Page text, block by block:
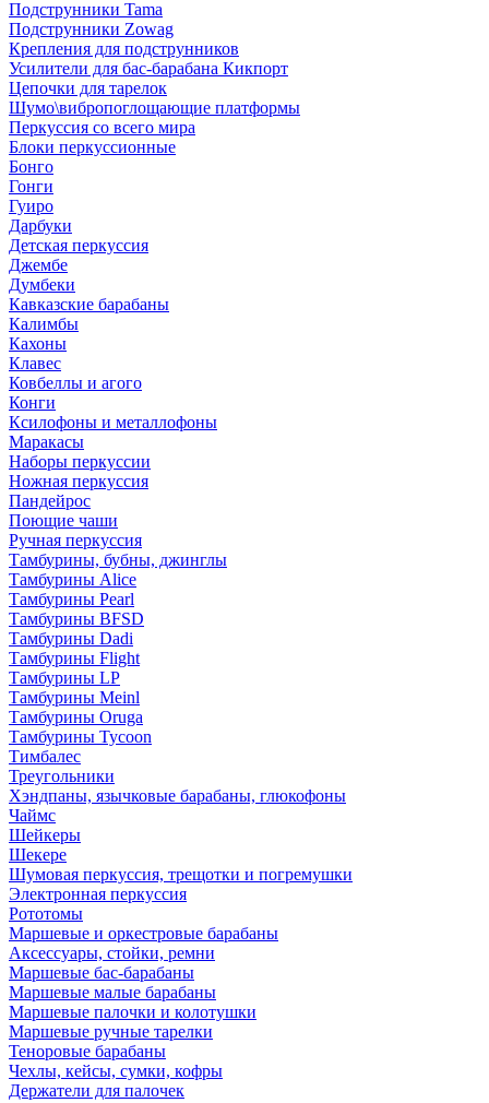
Подструнники Tama
Подструнники Zowag
Крепления для подструнников
Усилители для бас-барабана Кикпорт
Цепочки для тарелок
Шумо\вибропоглощающие платформы
Перкуссия со всего мира
Блоки перкуссионные
Бонго
Гонги
Гуиро
Дарбуки
Детская перкуссия
Джембе
Думбеки
Кавказские барабаны
Калимбы
Кахоны
Клавес
Ковбеллы и агого
Конги
Ксилофоны и металлофоны
Маракасы
Наборы перкуссии
Ножная перкуссия
Пандейрос
Поющие чаши
Ручная перкуссия
Тамбурины, бубны, джинглы
Тамбурины Alice
Тамбурины Pearl
Тамбурины BFSD
Тамбурины Dadi
Тамбурины Flight
Тамбурины LP
Тамбурины Meinl
Тамбурины Oruga
Тамбурины Tycoon
Тимбалес
Треугольники
Хэндпаны, язычковые барабаны, глюкофоны
Чаймс
Шейкеры
Шекере
Шумовая перкуссия, трещотки и погремушки
Электронная перкуссия
Рототомы
Маршевые и оркестровые барабаны
Аксессуары, стойки, ремни
Маршевые бас-барабаны
Маршевые малые барабаны
Маршевые палочки и колотушки
Маршевые ручные тарелки
Теноровые барабаны
Чехлы, кейсы, сумки, кофры
Держатели для палочек